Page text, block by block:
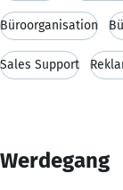
Büroorganisation
Sales Support
Werdegang